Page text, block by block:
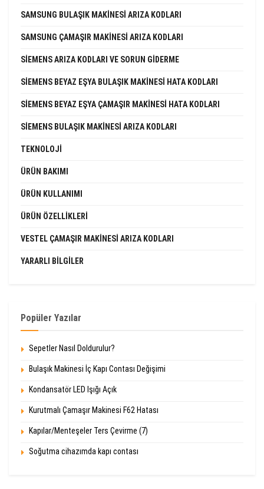
SAMSUNG BULAŞIK MAKINESI ARIZA KODLARI
SAMSUNG ÇAMAŞIR MAKINESI ARIZA KODLARI
SIEMENS ARIZA KODLARI VE SORUN GIDERME
SIEMENS BEYAZ EŞYA BULAŞIK MAKINESI HATA KODLARI
SIEMENS BEYAZ EŞYA ÇAMAŞIR MAKINESI HATA KODLARI
SIEMENS BULAŞIK MAKINESI ARIZA KODLARI
TEKNOLOJI
ÜRÜN BAKIMI
ÜRÜN KULLANIMI
ÜRÜN ÖZELLIKLERI
VESTEL ÇAMAŞIR MAKINESI ARIZA KODLARI
YARARLI BILGILER
Popüler Yazılar
Sepetler Nasıl Doldurulur?
Bulaşık Makinesi İç Kapı Contası Değişimi
Kondansatör LED Işığı Açık
Kurutmalı Çamaşır Makinesi F62 Hatası
Kapılar/Menteşeler Ters Çevirme (7)
Soğutma cihazımda kapı contası